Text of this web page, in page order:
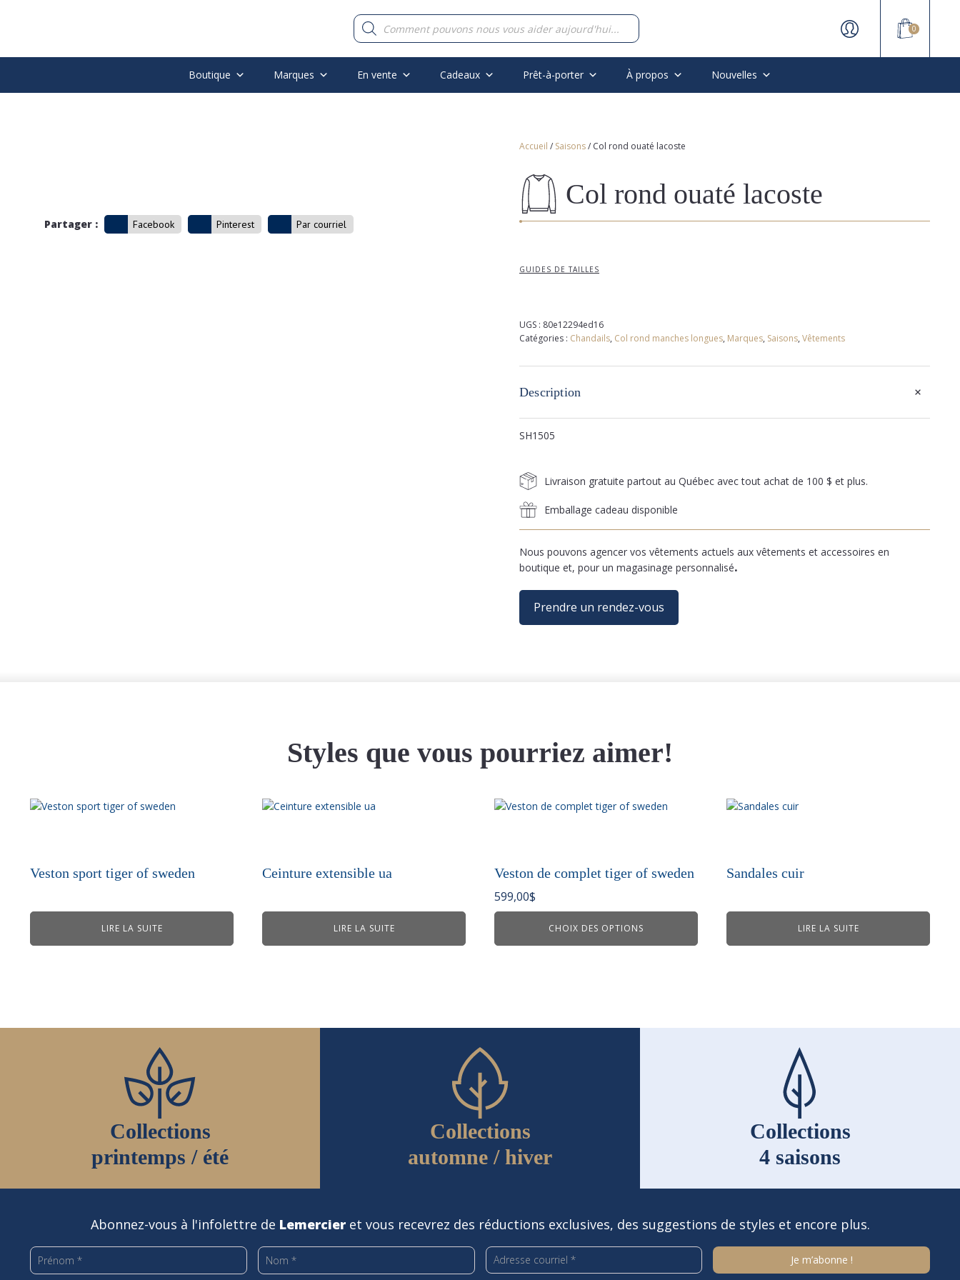
Recherche
de
produits
0
Boutique Marques En vente Cadeaux Prêt-à-porter À propos Nouvelles
Partager : Facebook Pinterest Par courriel
Accueil / Saisons/ Col rond ouaté lacoste
Col rond ouaté lacoste
GUIDES DE TAILLES
UGS : 80e12294ed16
Catégories : Chandails, Col rond manches longues, Marques, Saisons, Vêtements
Description +
SH1505
Livraison gratuite partout au Québec avec tout achat de 100 $ et plus.
Emballage cadeau disponible
Nous pouvons agencer vos vêtements actuels aux vêtements et accessoires en
boutique et, pour un magasinage personnalisé.
Prendre un rendez-vous
Styles que vous pourriez aimer!
Veston sport tiger of sweden
LIRE LA SUITE
Ceinture extensible ua
LIRE LA SUITE
Veston de complet tiger of sweden
599,00$
CHOIX DES OPTIONS
Ce
variations.
options
peuvent
choisies
produit
Sandales cuir
LIRE LA SUITE
Collections
printemps / été
Collections
automne / hiver
Collections
4 saisons
Abonnez-vous à l'infolettre de Lemercieret vous recevrez des réductions exclusives, des suggestions de styles et encore plus.